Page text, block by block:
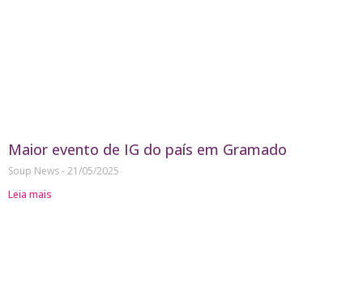
Maior evento de IG do país em Gramado
Soup News 21/05/2025
Leia mais